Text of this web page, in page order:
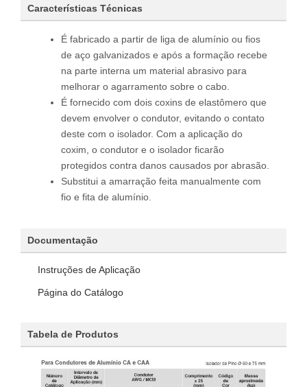
Características Técnicas
É fabricado a partir de liga de alumínio ou fios
de aço galvanizados e após a formação recebe
na parte interna um material abrasivo para
melhorar o agarramento sobre o cabo.
É fornecido com dois coxins de elastômero que
devem envolver o condutor, evitando o contato
deste com o isolador. Com a aplicação do
coxim, o condutor e o isolador ficarão
protegidos contra danos causados por abrasão.
Substitui a amarração feita manualmente com
fio e fita de alumínio.
Documentação
Instruções de Aplicação
Página do Catálogo
Tabela de Produtos